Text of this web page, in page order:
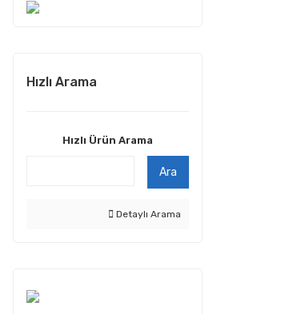
Hızlı Arama
Hızlı Ürün Arama
Ara
Detaylı Arama